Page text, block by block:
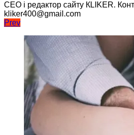
CEO і редактор сайту КLIKER.
kliker400@gmail.com
Навігація
записів
Prev